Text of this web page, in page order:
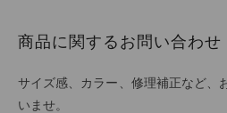
商品に関するお問い合わせ
サイズ感、カラー、修理補正など、
いませ。